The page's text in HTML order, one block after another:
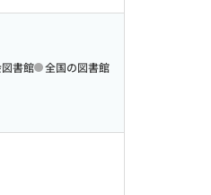
書館 全国の図書館